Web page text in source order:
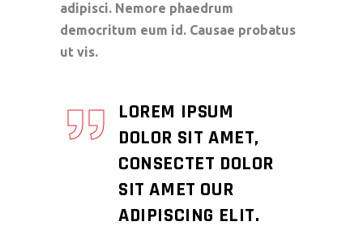
adipisci. Nemore phaedrum
democritum eum id. Causae probatus
ut vis.
LOREM IPSUM
DOLOR SIT AMET,
CONSECTET DOLOR
SIT AMET OUR
ADIPISCING ELIT.